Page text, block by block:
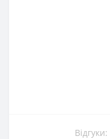
Відгуки: